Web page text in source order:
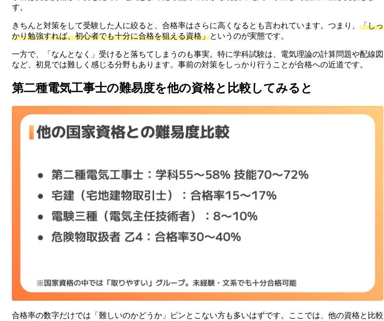
す。
きちんと対策をして受験した人に絞ると、合格率はさらに高くなるとも言われています。つまり、 「しっ
かり勉強すれば、初心者でも十分に合格を狙える資格」というのが実態です。
一方で、「なんとなく」受けると落ちてしまうのも事実。特に学科試験は、電気理論の計算問題や配線図
など、初見では難しく感じる分野もあります。事前の対策をしっかり行うことが合格への近道です。
第二種電気工事士の難易度を他の資格と比較してみると
合格率の数字だけでは「難しいのかどうか」ピンとこない方も多いはずです。ここでは、他の資格と比較